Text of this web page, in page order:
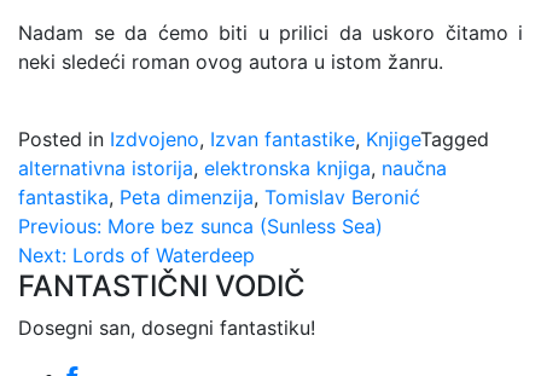
Nadam se da ćemo biti u prilici da uskoro čitamo i
neki sledeći roman ovog autora u istom žanru.
Posted in Izdvojeno, Izvan fantastike, KnjigeTagged
alternativna istorija, elektronska knjiga, naučna
fantastika, Peta dimenzija, Tomislav Beronić
Kretanje
članka
Previous: More bez sunca (Sunless Sea)
Next: Lords of Waterdeep
FANTASTIČNI VODIČ
Dosegni san, dosegni fantastiku!